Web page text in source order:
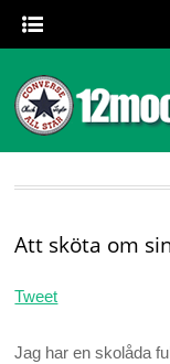
Att sköta om
Tweet
Jag har en skolåda